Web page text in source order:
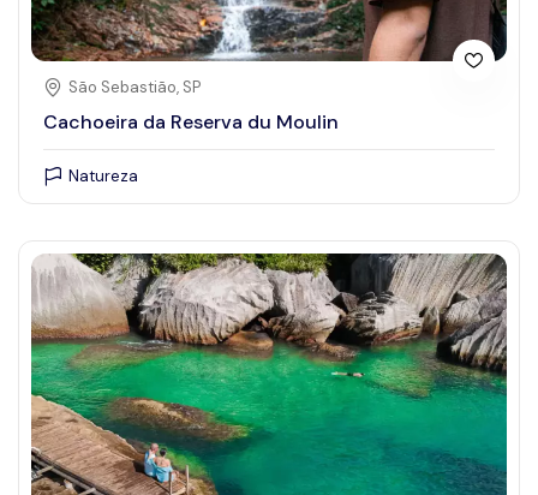
São Sebastião, SP
Cachoeira da Reserva du Moulin
Natureza